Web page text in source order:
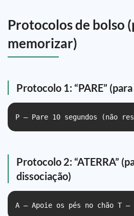
Protocolos de bolso
memorizar)
Protocolo 1: “PARE”
P — Pare 10 segundos (não
Protocolo 2: “ATERRA”
dissociação)
A — Apoie os pés no chão T —